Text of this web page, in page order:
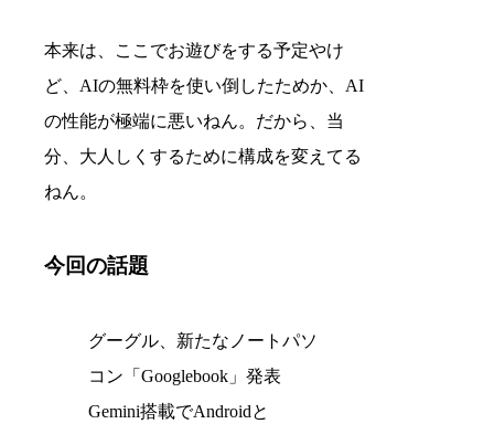
本来は、ここでお遊びをする予定やけ
ど、AIの無料枠を使い倒したためか、AI
の性能が極端に悪いねん。だから、当
分、大人しくするために構成を変えてる
ねん。
今回の話題
グーグル、新たなノートパソ
コン「Googlebook」発表
Gemini搭載でAndroidと